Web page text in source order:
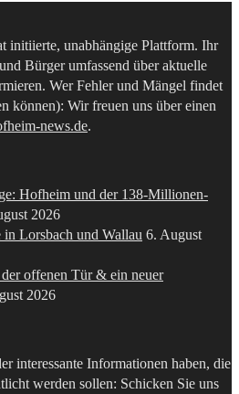
initiierte, unabhängige Plattform. Ihr
Bürger umfassend über aktuelle
Wer Fehler und Mängel findet
können): Wir freuen uns über einen
news.de.
Hofheim und der 138-Millionen-
2026
Lorsbach und Wallau 6. August
offenen Tür & ein neuer
2026
interessante Informationen haben, die
werden sollen: Schicken Sie uns